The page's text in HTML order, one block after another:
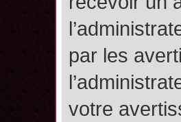
par les
votre